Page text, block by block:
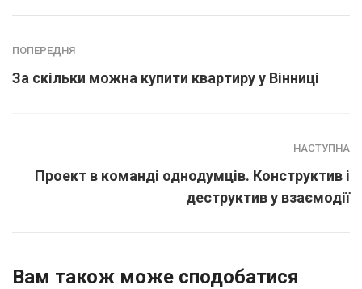
ПОПЕРЕДНЯ
За скільки можна купити квартиру у Вінниці
НАСТУПНА
Проект в команді однодумців. Конструктив і
деструктив у взаємодії
Вам також може сподобатися